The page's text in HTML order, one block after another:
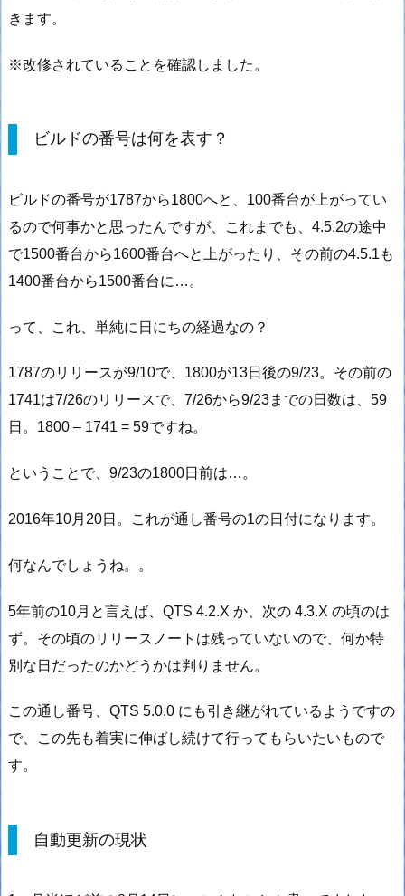
きます。
※改修されていることを確認しました。
ビルドの番号は何を表す？
ビルドの番号が1787から1800へと、100番台が上がってい
るので何事かと思ったんですが、これまでも、4.5.2の途中
で1500番台から1600番台へと上がったり、その前の4.5.1も
1400番台から1500番台に…。
って、これ、単純に日にちの経過なの？
1787のリリースが9/10で、1800が13日後の9/23。その前の
1741は7/26のリリースで、7/26から9/23までの日数は、59
日。1800 – 1741 = 59ですね。
ということで、9/23の1800日前は…。
2016年10月20日。これが通し番号の1の日付になります。
何なんでしょうね。。
5年前の10月と言えば、QTS 4.2.X か、次の 4.3.X の頃のは
ず。その頃のリリースノートは残っていないので、何か特
別な日だったのかどうかは判りません。
この通し番号、QTS 5.0.0 にも引き継がれているようですの
で、この先も着実に伸ばし続けて行ってもらいたいもので
す。
自動更新の現状